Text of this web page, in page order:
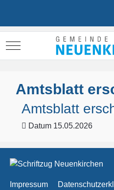
Mobile Menu Toggle
Amtsblatt
Amtsblatt
Datum 15.05.2026
Impressum